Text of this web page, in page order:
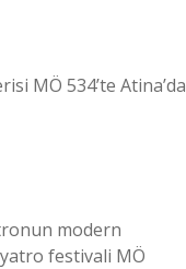
MÖ 534’te Atina’da
modern
festivali MÖ